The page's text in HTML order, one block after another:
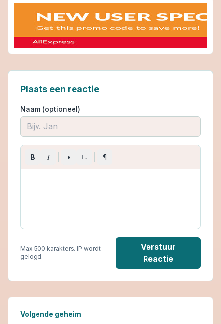
Plaats een reactie
Naam (optioneel)
B I • 1. ¶
Max 500 karakters. IP wordt
gelogd.
Verstuur
Reactie
Volgende geheim